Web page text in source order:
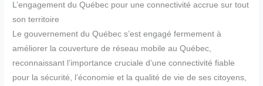
L’engagement du Québec pour une connectivité accrue sur tout
son territoire
Le gouvernement du Québec s’est engagé fermement à
améliorer la couverture de réseau mobile au Québec,
reconnaissant l’importance cruciale d’une connectivité fiable
pour la sécurité, l’économie et la qualité de vie de ses citoyens,